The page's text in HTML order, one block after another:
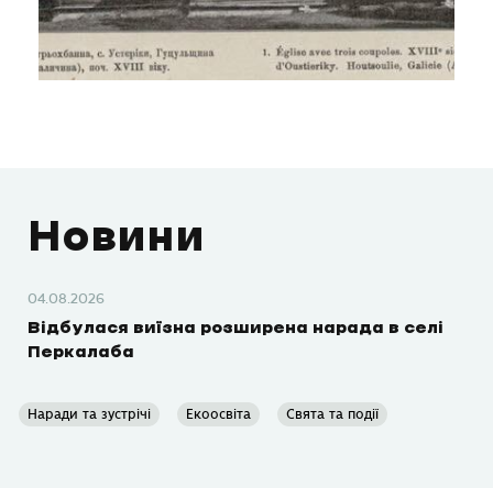
Новини
04.08.2026
Відбулася виїзна розширена нарада в селі
Перкалаба
Наради та зустрічі Екоосвіта Свята та події